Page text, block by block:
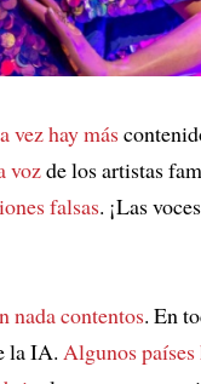
vez hay más
vozde los artistas
falsas. ¡Las voces
nada contentos. En
la IA. Algunos